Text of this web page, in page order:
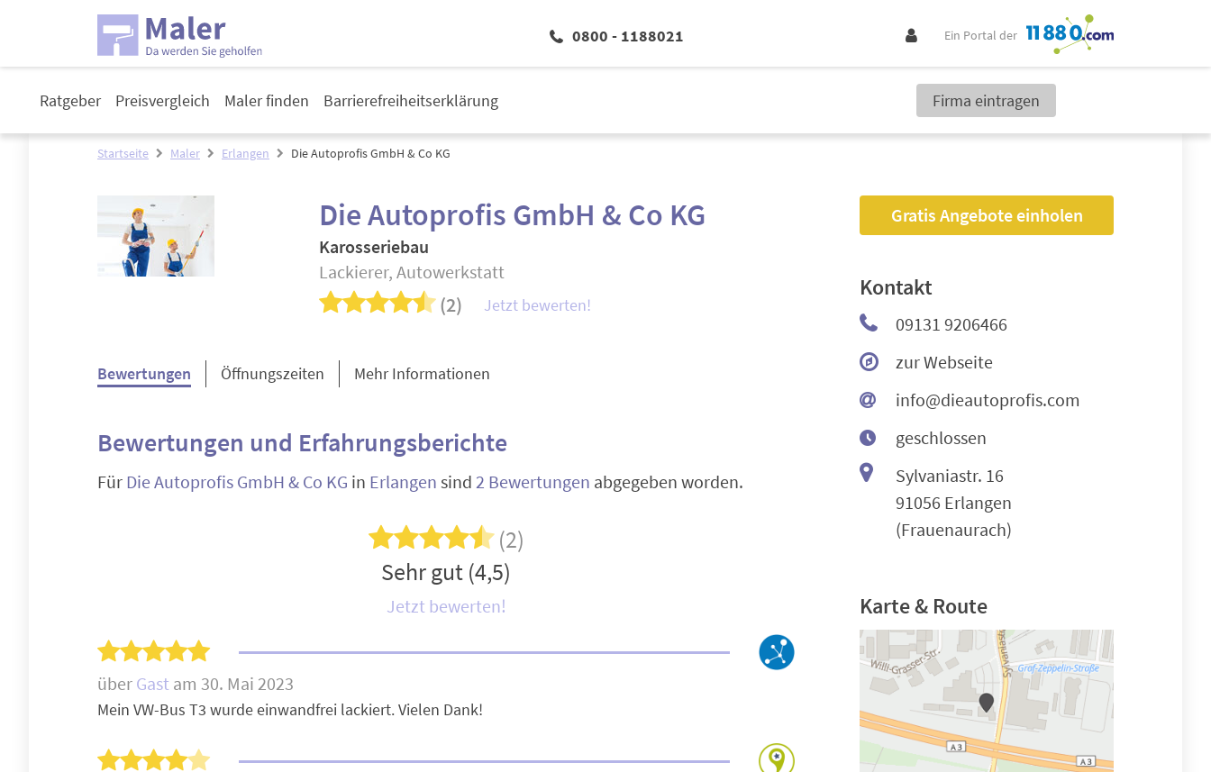
0800 - 1188021 Ein Portal der
Ratgeber Preisvergleich Maler finden Barrierefreiheitserklärung Firma eintragen
Startseite Maler Erlangen Die Autoprofis GmbH & Co KG
Die Autoprofis GmbH & Co KG
Karosseriebau
Lackierer, Autowerkstatt
(2) Jetzt bewerten!
Bewertungen Öffnungszeiten Mehr Informationen
Bewertungen und Erfahrungsberichte
Für Die Autoprofis GmbH & Co KG in Erlangen sind 2 Bewertungen abgegeben worden.
(2)
Sehr gut (4,5)
Jetzt bewerten!
über Gast am 30. Mai 2023
Mein VW-Bus T3 wurde einwandfrei lackiert. Vielen Dank!
Gratis Angebote einholen
Kontakt
09131 9206466
zur Webseite
info@dieautoprofis.com
geschlossen
Sylvaniastr. 16
91056 Erlangen
(Frauenaurach)
Karte & Route